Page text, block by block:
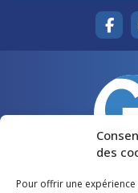
des
Pour offrir une